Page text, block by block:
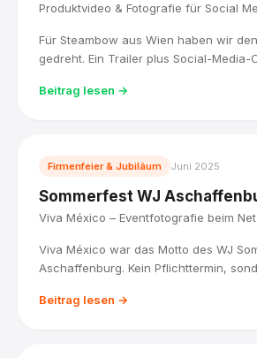
Produktvideo & Fotografie für Social
Für Steambow aus Wien haben wir
gedreht. Ein Trailer plus Social-Media-
Beitrag lesen →
Firmenfeier & Jubiläum Juni 2025
Sommerfest WJ
Viva México – Eventfotografie beim
Viva México war das Motto des WJ
Aschaffenburg. Kein Pflichttermin,
war als Eventfotograf dabei.
Beitrag lesen →